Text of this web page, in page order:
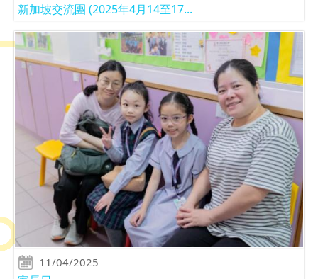
新加坡交流團 (2025年4月14至17...
11/04/2025